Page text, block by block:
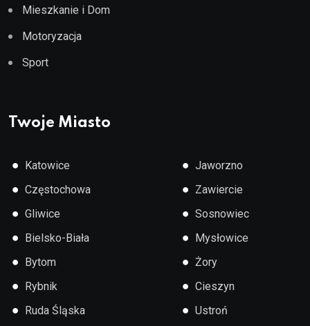
Mieszkanie i Dom
Motoryzacja
Sport
Twoje Miasto
● Katowice
● Częstochowa
● Gliwice
● Bielsko-Biała
● Bytom
● Rybnik
● Ruda Śląska
● Jaworzno
● Zawiercie
● Sosnowiec
● Mysłowice
● Żory
● Cieszyn
● Ustroń